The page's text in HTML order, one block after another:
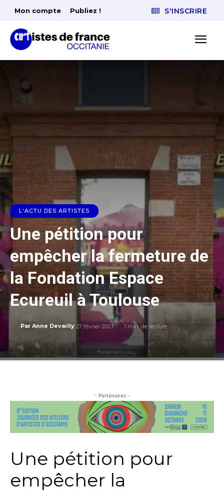
Mon compte Publiez ! S'INSCRIRE
L'ACTU DES ARTISTES
Une pétition pour
empêcher la fermeture de
la Fondation Espace
Ecureuil à Toulouse
Par Anne Devailly 27 février 2023 1 min. de lecture
- Partenaires -
Une pétition pour
empêcher la